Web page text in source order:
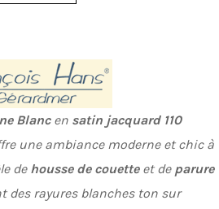
Blancen satin jacquard 110
une ambiance moderne et chic à
de housse de couetteet de parure
des rayures blanches ton sur